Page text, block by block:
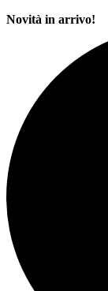
Novità in arrivo!